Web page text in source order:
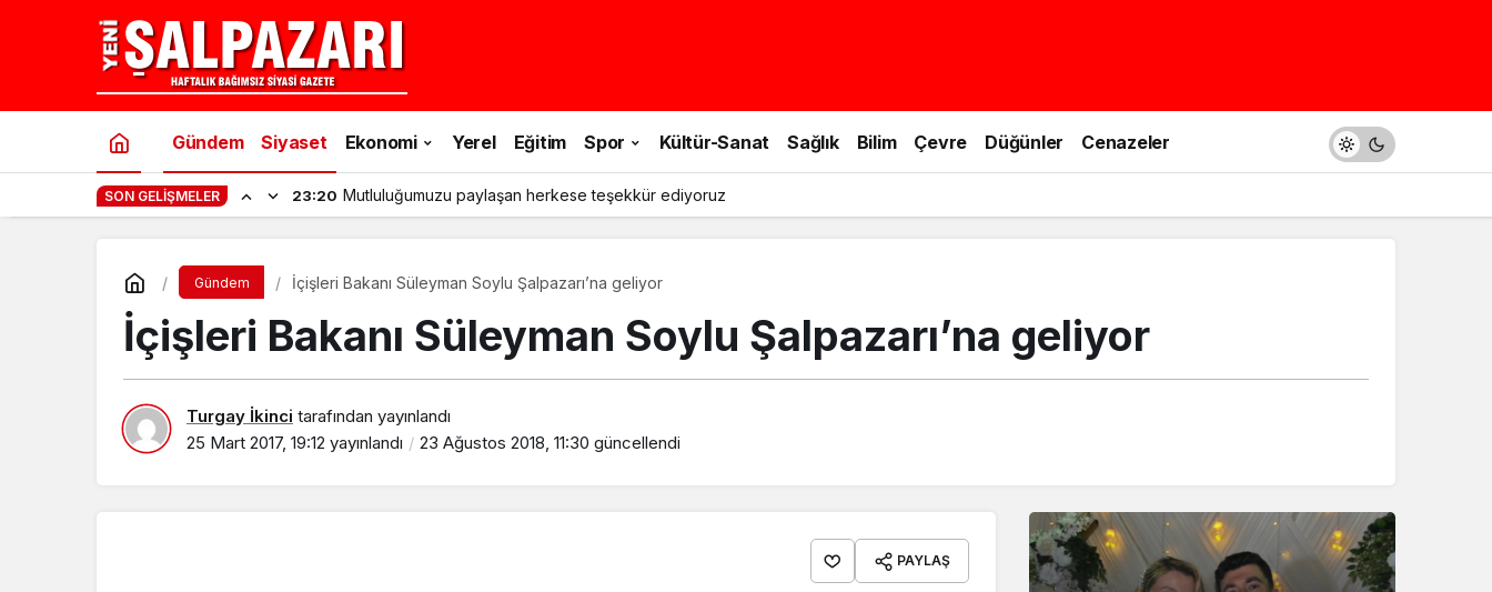
Gündem Siyaset Ekonomi Yerel Eğitim Spor Kültür-Sanat Sağlık Bilim Çevre Düğünler Cenazeler
SON GELIŞMELER 23:20 Mutluluğumuzu paylaşan herkese teşekkür ediyoruz
Gündem İçişleri Bakanı Süleyman Soylu Şalpazarı’na geliyor
İçişleri Bakanı Süleyman Soylu Şalpazarı’na geliyor
Turgay İkinci tarafından yayınlandı
25 Mart 2017, 19:12 yayınlandı 23 Ağustos 2018, 11:30 güncellendi
PAYLAŞ